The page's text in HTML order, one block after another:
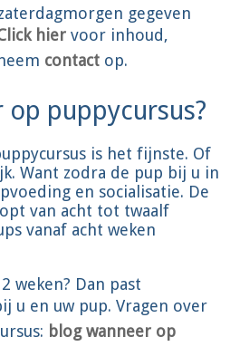
gegeven
hier voor inhoud,
contact op.
op puppycursus?
is het fijnste. Of
Want zodra de pup bij u in
en socialisatie. De
van acht tot twaalf
vanaf acht weken
weken? Dan past
u en uw pup. Vragen over
blog wanneer op